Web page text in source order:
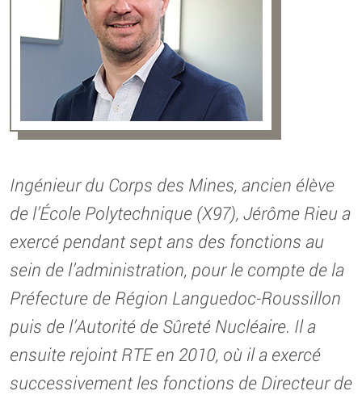
Ingénieur du Corps des Mines, ancien élève
de l’École Polytechnique (X97), Jérôme Rieu a
exercé pendant sept ans des fonctions au
sein de l’administration, pour le compte de la
Préfecture de Région Languedoc-Roussillon
puis de l’Autorité de Sûreté Nucléaire. Il a
ensuite rejoint RTE en 2010, où il a exercé
successivement les fonctions de Directeur de